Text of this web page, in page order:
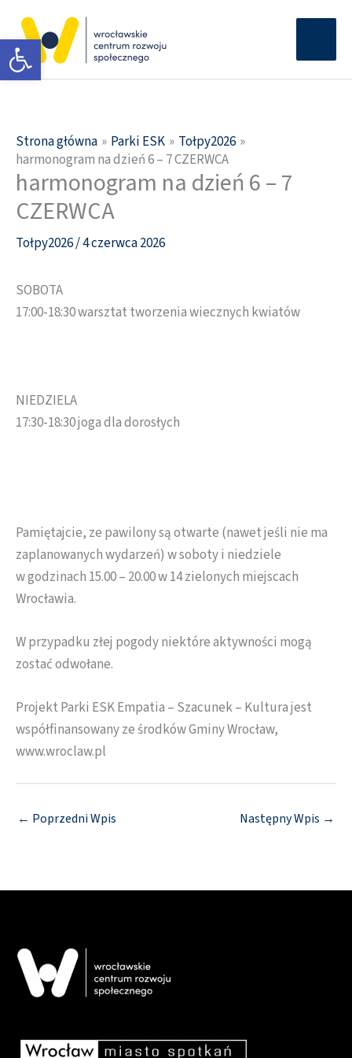
Otwórz pasek narzędzi
treści
Strona główna Parki ESK
Tołpy2026
harmonogram na dzień 6 – 7 CZERWCA
harmonogram na dzień 6 – 7
CZERWCA
Tołpy2026/4 czerwca 2026
SOBOTA
17:00-18:30 warsztat tworzenia wiecznych kwiatów
NIEDZIELA
17:30-18:30 joga dla dorosłych
Pamiętajcie, ze pawilony są otwarte (nawet jeśli nie ma
zaplanowanych wydarzeń) w soboty i niedziele
w godzinach 15.00 – 20.00 w 14 zielonych miejscach
Wrocławia.
W przypadku złej pogody niektóre aktywności mogą
zostać odwołane.
Projekt Parki ESK Empatia – Szacunek – Kultura jest
współfinansowany ze środków Gminy Wrocław,
www.wroclaw.pl
← Poprzedni Wpis Następny Wpis →